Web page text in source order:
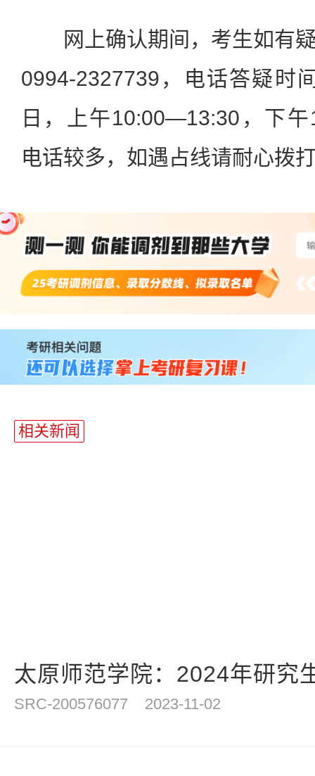
网上确认期间，考生如有疑
0994-2327739，电话答疑时
日，上午10:00—13:30，下
电话较多，如遇占线请耐心拨
相关新闻
太原师范学院：2024年研究
SRC-200576077 2023-11-02